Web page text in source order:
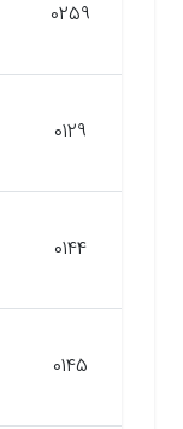
0259
0129
0144
0145